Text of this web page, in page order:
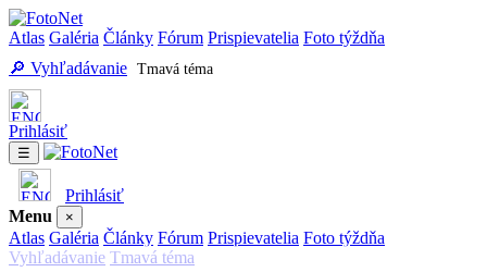
Atlas Galéria Články Fórum Prispievatelia Foto týždňa
🔎 Vyhľadávanie Tmavá téma
Prihlásiť
☰
Prihlásiť
Menu
×
Atlas Galéria Články Fórum Prispievatelia Foto týždňa
Vyhľadávanie Tmavá téma